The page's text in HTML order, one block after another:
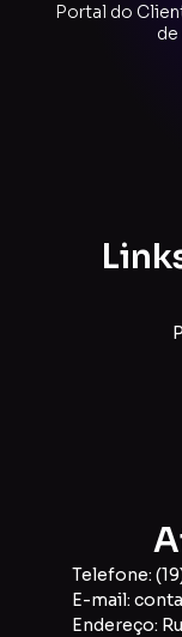
Portal do
Telefone:
E-mail:
Endereço: